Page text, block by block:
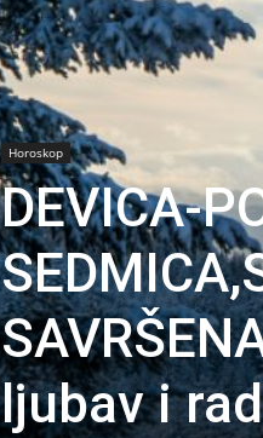
Horoskop
DEVICA-
ljubav i